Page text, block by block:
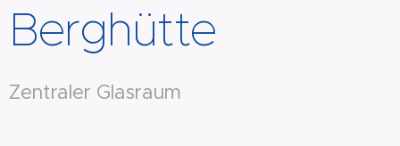
Berghütte
Zentraler Glasraum